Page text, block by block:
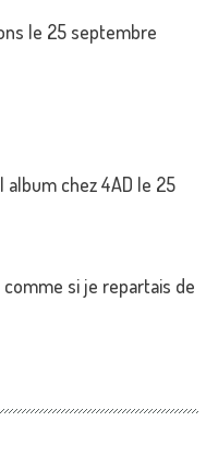
le 25 septembre
chez 4AD le 25
comme si je repartais de